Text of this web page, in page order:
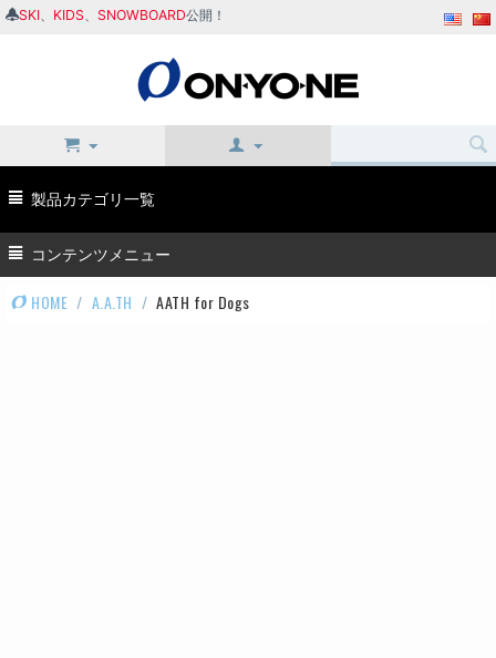
SKI KIDS SNOWBOARD公開！
製品カテゴリ一覧
コンテンツメニュー
HOME / A.A.TH / AATH for Dogs